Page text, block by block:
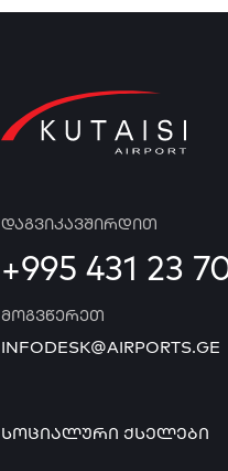
ᲓᲐᲒᲕᲘᲙᲐᲕᲨᲘᲠᲓᲘᲗ
+995 431 23
ᲛᲝᲒᲕᲬᲔᲠᲔᲗ
INFODESK@AIRPORTS.GE
ᲡᲝᲪᲘᲐᲚᲣᲠᲘ ᲥᲡᲔᲚᲔᲑᲘ